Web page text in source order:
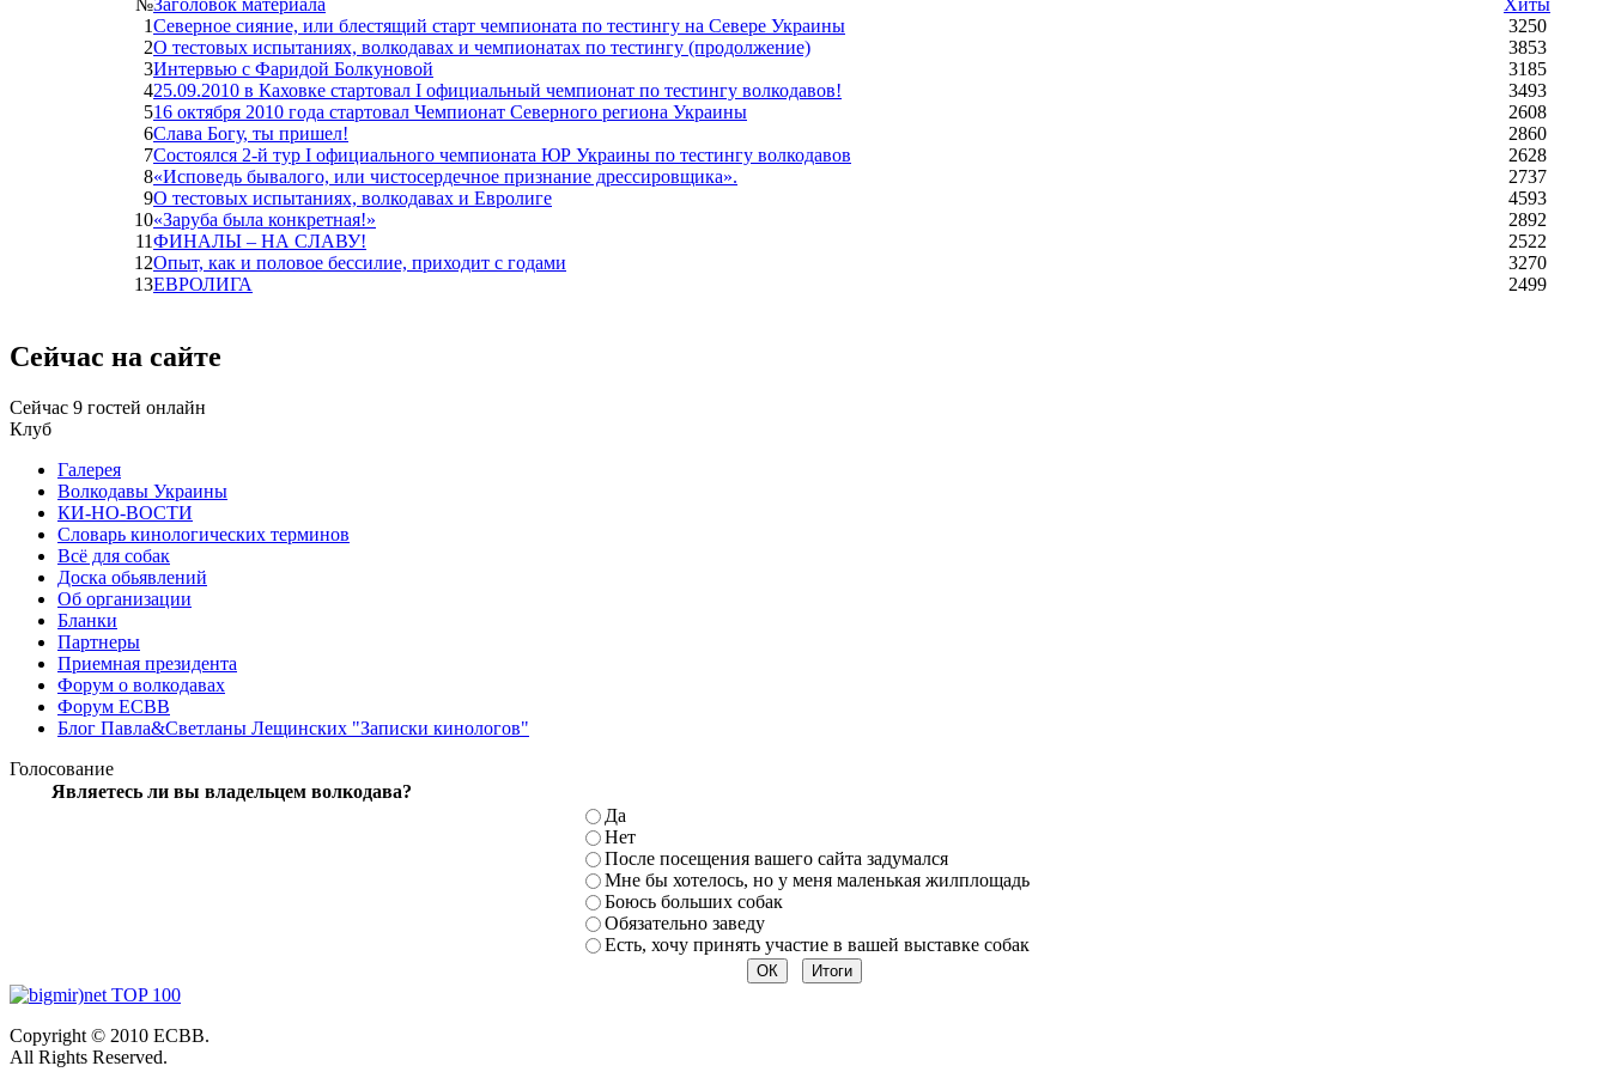
№Заголовок материала
Хиты
1Северное сияние, или блестящий старт чемпионата по тестингу на Севере Украины
3250
2О тестовых испытаниях, волкодавах и чемпионатах по тестингу (продолжение)
3853
3Интервью с Фаридой Болкуновой
3185
425.09.2010 в Каховке стартовал I официальный чемпионат по тестингу волкодавов!
3493
516 октября 2010 года стартовал Чемпионат Северного региона Украины
2608
6Слава Богу, ты пришел!
2860
7Состоялся 2-й тур I официального чемпионата ЮР Украины по тестингу волкодавов
2628
8«Исповедь бывалого, или чистосердечное признание дрессировщика».
2737
9О тестовых испытаниях, волкодавах и Евролиге
4593
10«Заруба была конкретная!»
2892
11ФИНАЛЫ – НА СЛАВУ!
2522
12Опыт, как и половое бессилие, приходит с годами
3270
13ЕВРОЛИГА 2499
Сейчас на сайте
Сейчас 9 гостей онлайн
Клуб
Галерея
Волкодавы Украины
КИ-НО-ВОСТИ
Словарь кинологических терминов
Всё для собак
Доска обьявлений
Об организации
Бланки
Партнеры
Приемная президента
Форум о волкодавах
Форум ЕСВВ
Блог Павла&Светланы Лещинских "Записки кинологов"
Голосование
Являетесь ли вы владельцем волкодава?
Да
Нет
После посещения вашего сайта задумался
Мне бы хотелось, но у меня маленькая жилплощадь
Боюсь больших собак
Обязательно заведу
Есть, хочу принять участие в вашей выставке собак
Copyright © 2010 ЕСВВ.
All Rights Reserved.